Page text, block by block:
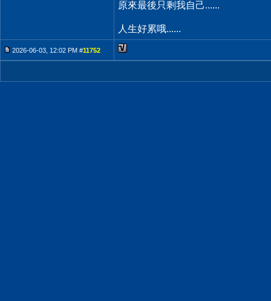
原來最後只剩我自己......
人生好累哦......
2026-06-03, 12:02 PM #11752